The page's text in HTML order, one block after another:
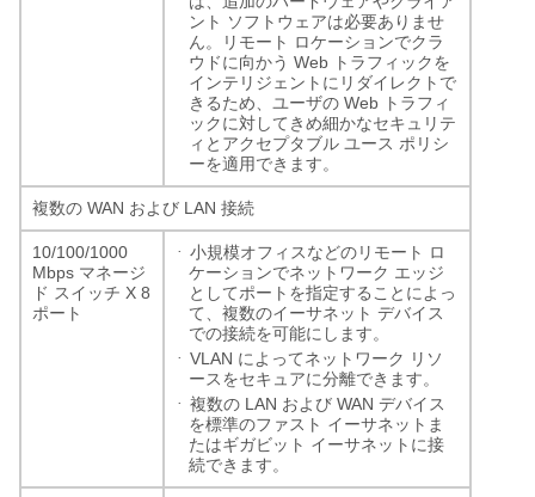
ント ソフトウェアは必要ありませ
ん。リモート ロケーションでクラ
ウドに向かう Web
トラフィックを
インテリジェントにリダイレクトで
きるため、ユーザの Web
トラフィ
ックに対してきめ細かなセキュリテ
ィとアクセプタブル ユース ポリシ
ーを適用できます。
複数の WAN および LAN 接続
10/100/1000
Mbps マネージ
ド スイッチ X 8
ポート
· 小規模オフィスなどのリモート ロ
ケーションでネットワーク エッジ
としてポートを指定することによっ
て、複数のイーサネット デバイス
での接続を可能にします。
· VLAN によってネットワーク リソ
ースをセキュアに分離できます。
· 複数の LAN および WAN デバイス
を標準のファスト イーサネットま
たはギガビット イーサネットに接
続できます。